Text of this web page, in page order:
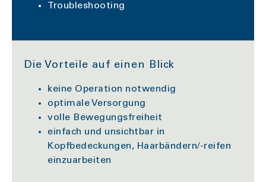
Troubleshooting
Die Vorteile auf einen Blick
keine Operation notwendig
optimale Versorgung
volle Bewegungsfreiheit
einfach und unsichtbar in
Kopfbedeckungen, Haarbändern/-reifen
einzuarbeiten